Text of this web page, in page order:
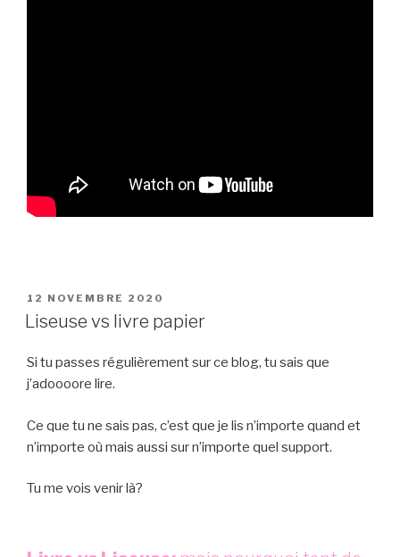
PUBLIÉ
LE
12 NOVEMBRE 2020
Liseuse vs livre papier
Si tu passes régulièrement sur ce blog, tu sais que
j’adoooore lire.
Ce que tu ne sais pas, c’est que je lis n’importe quand et
n’importe où mais aussi sur n’importe quel support.
Tu me vois venir là?